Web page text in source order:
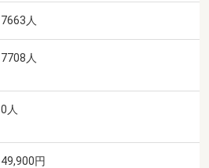
7663人
7708人
0人
49,900円